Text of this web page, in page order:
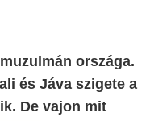
országa.
és Jáva szigete a
De vajon mit